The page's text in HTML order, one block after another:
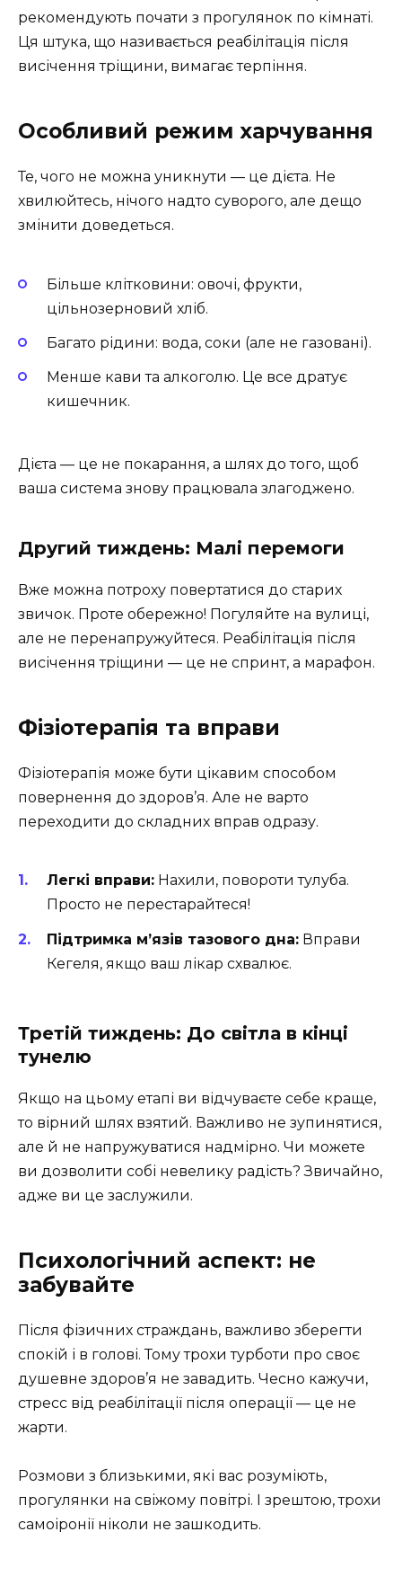
рекомендують почати з прогулянок по кімнаті.
Ця штука, що називається реабілітація після
висічення тріщини, вимагає терпіння.
Особливий режим харчування
Те, чого не можна уникнути — це дієта. Не
хвилюйтесь, нічого надто суворого, але дещо
змінити доведеться.
Більше клітковини: овочі, фрукти,
цільнозерновий хліб.
Багато рідини: вода, соки (але не газовані).
Менше кави та алкоголю. Це все дратує
кишечник.
Дієта — це не покарання, а шлях до того, щоб
ваша система знову працювала злагоджено.
Другий тиждень: Малі перемоги
Вже можна потроху повертатися до старих
звичок. Проте обережно! Погуляйте на вулиці,
але не перенапружуйтеся. Реабілітація після
висічення тріщини — це не спринт, а марафон.
Фізіотерапія та вправи
Фізіотерапія може бути цікавим способом
повернення до здоров’я. Але не варто
переходити до складних вправ одразу.
Легкі вправи: Нахили, повороти тулуба.
Просто не перестарайтеся!
Підтримка м’язів тазового дна: Вправи
Кегеля, якщо ваш лікар схвалює.
Третій тиждень: До світла в кінці
тунелю
Якщо на цьому етапі ви відчуваєте себе краще,
то вірний шлях взятий. Важливо не зупинятися,
але й не напружуватися надмірно. Чи можете
ви дозволити собі невелику радість? Звичайно,
адже ви це заслужили.
Психологічний аспект: не
забувайте
Після фізичних страждань, важливо зберегти
спокій і в голові. Тому трохи турботи про своє
душевне здоров’я не завадить. Чесно кажучи,
стресс від реабілітації після операції — це не
жарти.
Розмови з близькими, які вас розуміють,
прогулянки на свіжому повітрі. І зрештою, трохи
самоіронії ніколи не зашкодить.